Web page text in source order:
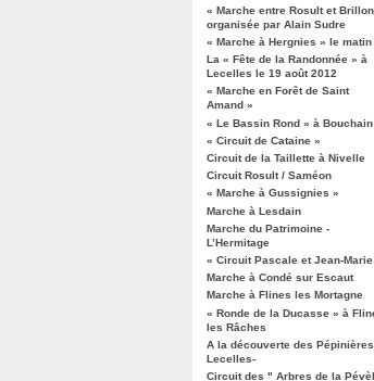
« Marche entre Rosult et
organisée par Alain Sudre
« Marche à Hergnies » le matin
La « Fête de la Randonnée » à
Lecelles le 19 août 2012
« Marche en Forêt de Saint
Amand »
« Le Bassin Rond » à Bouchain
« Circuit de Cataine »
Circuit de la Taillette à Nivelle
Circuit Rosult / Saméon
« Marche à Gussignies »
Marche à Lesdain
Marche du Patrimoine -
L’Hermitage
« Circuit Pascale et Jean-Marie
Marche à Condé sur Escaut
Marche à Flines les Mortagne
« Ronde de la Ducasse » à
les Râches
A la découverte des
Lecelles-
Circuit des " Arbres de la